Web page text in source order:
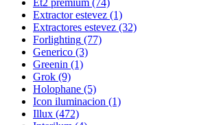
Extractor estevez (1)
Extractores estevez (32)
Forlighting (77)
Generico (3)
Greenin (1)
Grok (9)
Holophane (5)
Icon iluminacion (1)
Illux (472)